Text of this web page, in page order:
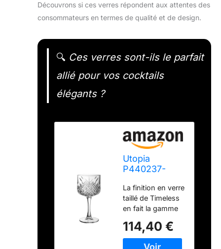
Découvrons si ces verres répondent aux attentes des
consommateurs en termes de qualité et de design.
🔍 Ces verres sont-ils le parfait
allié pour vos cocktails
élégants ?
Utopia
P440237-
Lot de 12
verres à
cocktail
vintage
intemporel
555,7 ml
La finition en verre
taillé de Timeless
en fait la gamme
un look vintage
Cette imposante
114,40 €